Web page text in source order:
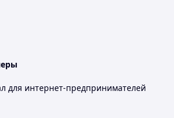
для интернет-предпринимателей